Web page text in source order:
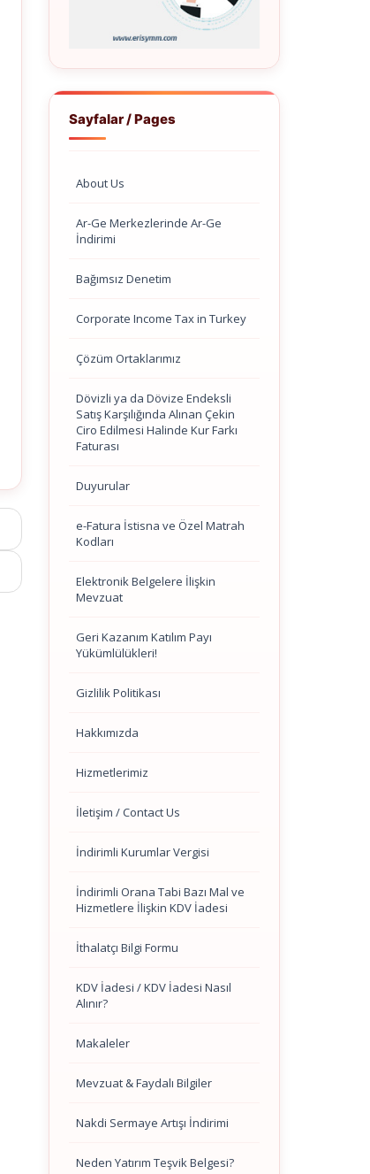
Sayfalar / Pages
About Us
Ar-Ge Merkezlerinde Ar-Ge
İndirimi
Bağımsız Denetim
Corporate Income Tax in Turkey
Çözüm Ortaklarımız
Dövizli ya da Dövize Endeksli
Satış Karşılığında Alınan Çekin
Ciro Edilmesi Halinde Kur Farkı
Faturası
Duyurular
e-Fatura İstisna ve Özel Matrah
Kodları
Elektronik Belgelere İlişkin
Mevzuat
Geri Kazanım Katılım Payı
Yükümlülükleri!
Gizlilik Politikası
Hakkımızda
Hizmetlerimiz
İletişim / Contact Us
İndirimli Kurumlar Vergisi
İndirimli Orana Tabi Bazı Mal ve
Hizmetlere İlişkin KDV İadesi
İthalatçı Bilgi Formu
KDV İadesi / KDV İadesi Nasıl
Alınır?
Makaleler
Mevzuat & Faydalı Bilgiler
Nakdi Sermaye Artışı İndirimi
Neden Yatırım Teşvik Belgesi?